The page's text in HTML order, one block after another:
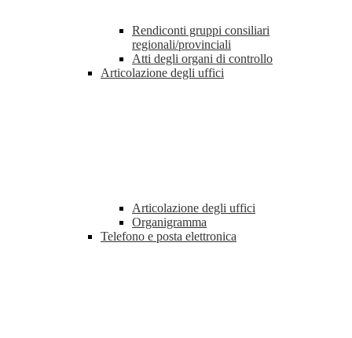
Rendiconti gruppi consiliari
regionali/provinciali
Atti degli organi di controllo
Articolazione degli uffici
Articolazione degli uffici
Organigramma
Telefono e posta elettronica